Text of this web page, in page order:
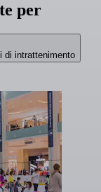
per
di intrattenimento